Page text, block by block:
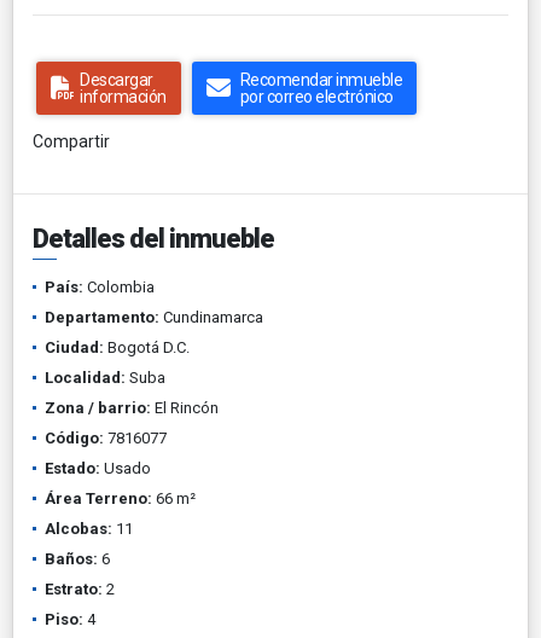
Descargar
información
Recomendar inmueble
por correo electrónico
Compartir
Detalles del inmueble
País: Colombia
Departamento: Cundinamarca
Ciudad: Bogotá D.C.
Localidad: Suba
Zona / barrio: El Rincón
Código: 7816077
Estado: Usado
Área Terreno: 66 m²
Alcobas: 11
Baños: 6
Estrato: 2
Piso: 4